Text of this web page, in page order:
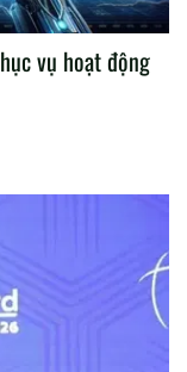
vụ hoạt động